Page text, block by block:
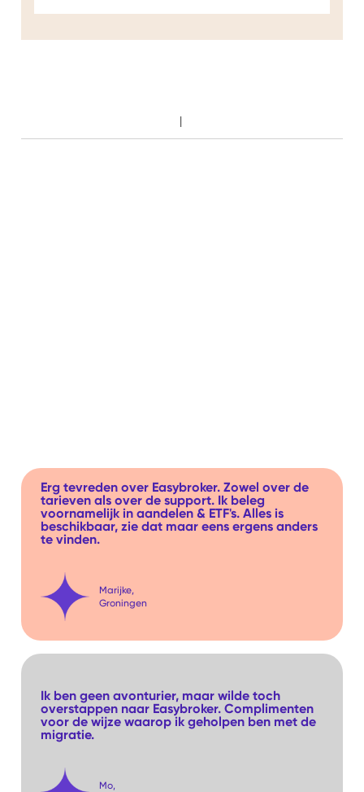
Erg tevreden over Easybroker. Zowel over de
tarieven als over de support. Ik beleg
voornamelijk in aandelen & ETF's. Alles is
beschikbaar, zie dat maar eens ergens anders
te vinden.
Marijke,
Groningen
Ik ben geen avonturier, maar wilde toch
overstappen naar Easybroker. Complimenten
voor de wijze waarop ik geholpen ben met de
migratie.
Mo,